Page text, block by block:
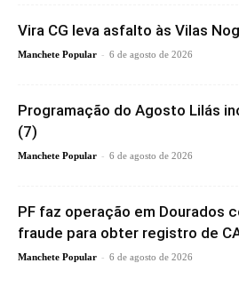
Vira CG leva asfalto às Vilas
Manchete Popular - 6 de agosto de 2026
Programação do Agosto Lilás
(7)
Manchete Popular - 6 de agosto de 2026
PF faz operação em Dourados
fraude para obter registro de
Manchete Popular - 6 de agosto de 2026